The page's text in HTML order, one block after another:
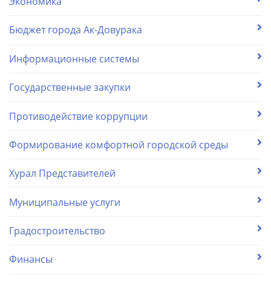
Бюджет города Ак-Довурака
Информационные системы
Государственные закупки
Противодействие коррупции
Формирование комфортной городской среды
Хурал Представителей
Муниципальные услуги
Градостроительство
Финансы